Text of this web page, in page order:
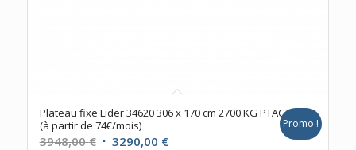
Plateau fixe Lider 34620 306 x 170 cm 2700 KG PTAC
(à partir de 74€/mois)
3948,00€ Le 3290,00 €Le
Promo !